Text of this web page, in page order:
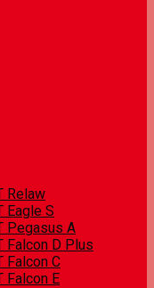
Relaw
Eagle S
Pegasus A
Falcon D Plus
Falcon C
Falcon E